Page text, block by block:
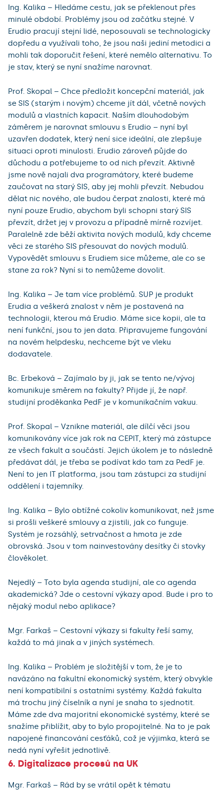
Ing. Kalika – Hledáme cestu, jak se překlenout přes
minulé období. Problémy jsou od začátku stejné. V
Erudio pracují stejní lidé, neposouvali se technologicky
dopředu a využívali toho, že jsou naši jediní metodici a
mohli tak doporučit řešení, které nemělo alternativu. To
je stav, který se nyní snažíme narovnat.
Prof. Skopal – Chce předložit koncepční materiál, jak
se SIS (starým i novým) chceme jít dál, včetně nových
modulů a vlastních kapacit. Naším dlouhodobým
záměrem je narovnat smlouvu s Erudio – nyní byl
uzavřen dodatek, který není sice ideální, ale zlepšuje
situaci oproti minulosti. Erudio zároveň půjde do
důchodu a potřebujeme to od nich převzít. Aktivně
jsme nově najali dva programátory, které budeme
zaučovat na starý SIS, aby jej mohli převzít. Nebudou
dělat nic nového, ale budou čerpat znalosti, které má
nyní pouze Erudio, abychom byli schopni starý SIS
převzít, držet jej v provozu a případně mírně rozvíjet.
Paralelně zde běží aktivita nových modulů, kdy chceme
věci ze starého SIS přesouvat do nových modulů.
Vypovědět smlouvu s Erudiem sice můžeme, ale co se
stane za rok? Nyní si to nemůžeme dovolit.
Ing. Kalika – Je tam více problémů. SUP je produkt
Erudia a veškerá znalost v něm je postavená na
technologii, kterou má Erudio. Máme sice kopii, ale ta
není funkční, jsou to jen data. Připravujeme fungování
na novém helpdesku, nechceme být ve vleku
dodavatele.
Bc. Erbeková – Zajímalo by ji, jak se tento ne/vývoj
komunikuje směrem na fakulty? Přijde jí, že např.
studijní proděkanka PedF je v komunikačním vakuu.
Prof. Skopal – Vznikne materiál, ale dílčí věci jsou
komunikovány více jak rok na CEPIT, který má zástupce
ze všech fakult a součástí. Jejich úkolem je to následně
předávat dál, je třeba se podívat kdo tam za PedF je.
Není to jen IT platforma, jsou tam zástupci za studijní
oddělení i tajemníky.
Ing. Kalika – Bylo obtížné cokoliv komunikovat, než jsme
si prošli veškeré smlouvy a zjistili, jak co funguje.
Systém je rozsáhlý, setrvačnost a hmota je zde
obrovská. Jsou v tom nainvestovány desítky či stovky
člověkolet.
Nejedlý – Toto byla agenda studijní, ale co agenda
akademická? Jde o cestovní výkazy apod. Bude i pro to
nějaký modul nebo aplikace?
Mgr. Farkaš – Cestovní výkazy si fakulty řeší samy,
každá to má jinak a v jiných systémech.
Ing. Kalika – Problém je složitější v tom, že je to
navázáno na fakultní ekonomický systém, který obvykle
není kompatibilní s ostatními systémy. Každá fakulta
má trochu jiný číselník a nyní je snaha to sjednotit.
Máme zde dva majoritní ekonomické systémy, které se
snažíme přiblížit, aby to bylo propojitelné. Na to je pak
napojené financování cesťáků, což je výjimka, která se
nedá nyní vyřešit jednotlivě.
6. Digitalizace procesů na UK
Mgr. Farkaš – Rád by se vrátil opět k tématu